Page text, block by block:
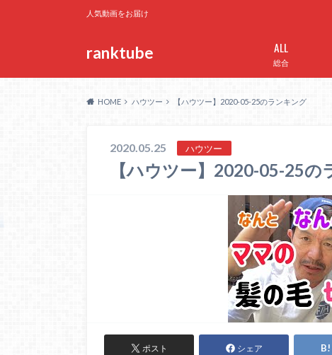
ranktube
人気動画をお届け
総合
ALL
HOME ハウツー 【ハウツー】2020-05-25のランキング
2020.05.25 ハウツー
【ハウツー】2020-05-25の
ポスト シェア